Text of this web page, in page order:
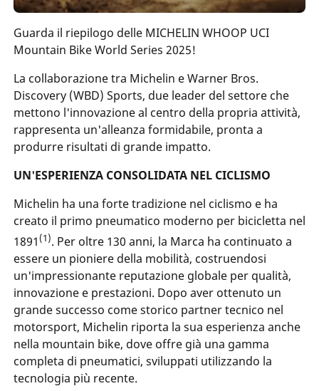
Guarda il riepilogo delle MICHELIN WHOOP UCI
Mountain Bike World Series 2025!
La collaborazione tra Michelin e Warner Bros.
Discovery (WBD) Sports, due leader del settore che
mettono l'innovazione al centro della propria attività,
rappresenta un'alleanza formidabile, pronta a
produrre risultati di grande impatto.
UN'ESPERIENZA CONSOLIDATA NEL CICLISMO
Michelin ha una forte tradizione nel ciclismo e ha
creato il primo pneumatico moderno per bicicletta nel
1891 (1). Per oltre 130 anni, la Marca ha continuato a
essere un pioniere della mobilità, costruendosi
un'impressionante reputazione globale per qualità,
innovazione e prestazioni. Dopo aver ottenuto un
grande successo come storico partner tecnico nel
motorsport, Michelin riporta la sua esperienza anche
nella mountain bike, dove offre già una gamma
completa di pneumatici, sviluppati utilizzando la
tecnologia più recente.